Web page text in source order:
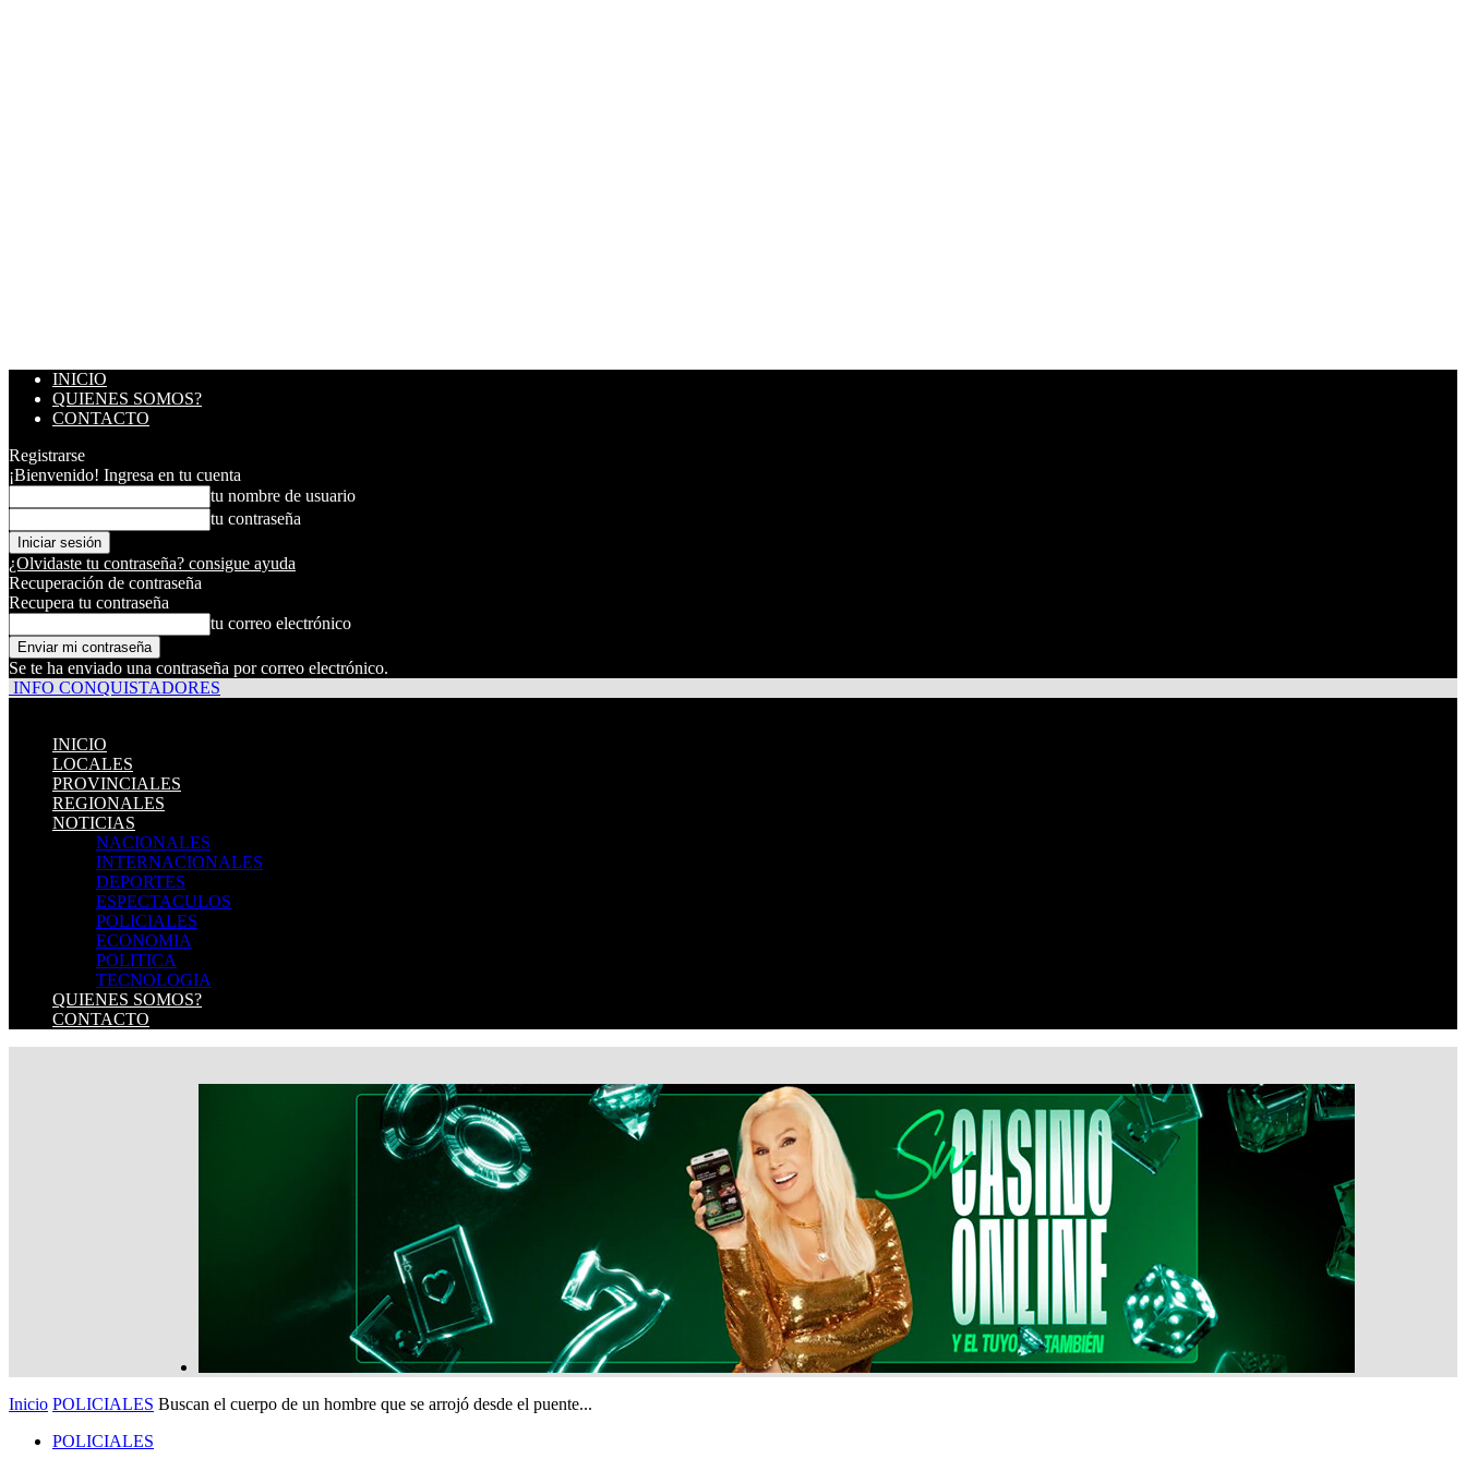
INICIO
QUIENES SOMOS?
CONTACTO
Registrarse
¡Bienvenido! Ingresa en tu cuenta
tu nombre de usuario
tu contraseña
¿Olvidaste tu contraseña? consigue ayuda
Recuperación de contraseña
Recupera tu contraseña
tu correo electrónico
Se te ha enviado una contraseña por correo electrónico.
INFO CONQUISTADORES
INICIO
LOCALES
PROVINCIALES
REGIONALES
NOTICIAS
NACIONALES
INTERNACIONALES
DEPORTES
ESPECTACULOS
POLICIALES
ECONOMIA
POLITICA
TECNOLOGIA
QUIENES SOMOS?
CONTACTO
Inicio POLICIALES Buscan el cuerpo de un hombre que se arrojó desde el puente...
POLICIALES